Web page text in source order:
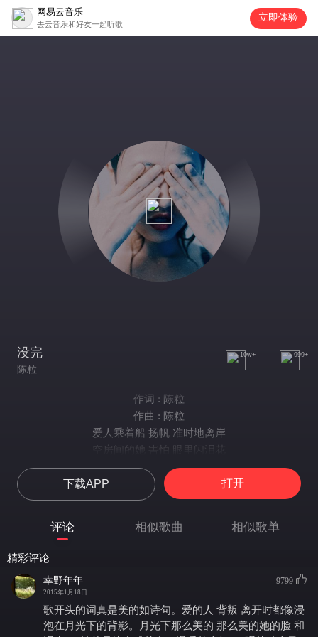
网易云音乐
去云音乐和好友一起听歌
立即体验
没完
陈粒
10w+ 999+
作词 : 陈粒
作曲 : 陈粒
爱人乘着船 扬帆 准时地离岸
空房间的她 害怕 眼里闪泪花
好难应付啊 爆炸 人问起的尴尬
变化在发芽 变化 麻醉了她
月光下的她 美呀 怎么忍心怪她
变化在变大 忘啦 也不是全忘了
黑夜从此熄灭 黑夜 吞噬白天
离开黑夜 离开白天 离开从前
下载APP 打开
评论 相似歌曲 相似歌单
精彩评论
幸野年年
2015年1月18日
9799
歌开头的词真是美的如诗句。爱的人 背叛 离开时都像浸
泡在月光下的背影。月光下那么美的 那么美的她的脸 和